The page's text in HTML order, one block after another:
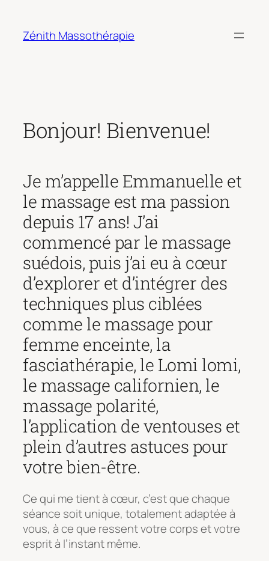
contenu
Zénith Massothérapie
Bonjour! Bienvenue!
Je m’appelle Emmanuelle et
le massage est ma passion
depuis 17 ans! J’ai
commencé par le massage
suédois, puis j’ai eu à cœur
d’explorer et d’intégrer des
techniques plus ciblées
comme le massage pour
femme enceinte, la
fasciathérapie, le Lomi lomi,
le massage californien, le
massage polarité,
l’application de ventouses et
plein d’autres astuces pour
votre bien-être.
Ce qui me tient à cœur, c’est que chaque
séance soit unique, totalement adaptée à
vous, à ce que ressent votre corps et votre
esprit à l’instant même.